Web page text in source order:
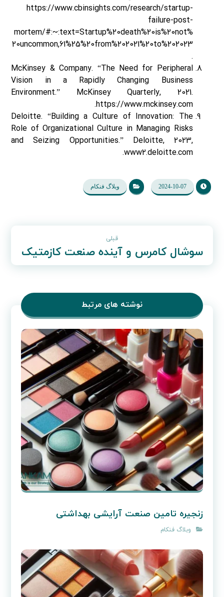
https://www.cbinsights.com/research/startup-
failure-post-
mortem/#:~:text=Startup%20death%20is%20not%
20uncommon,61%25%20from%202021%20to%202023
.
McKinsey & Company. “The Need for Peripheral
Vision in a Rapidly Changing Business
Environment.” McKinsey Quarterly, 2021.
https://www.mckinsey.com.
Deloitte. “Building a Culture of Innovation: The
Role of Organizational Culture in Managing Risks
and Seizing Opportunities.” Deloitte, 2023,
www2.deloitte.com.
2024-10-07 وبلاگ فنکام
قبلی
سوشال کامرس و آینده صنعت کازمتیک
نوشته های مرتبط
زنجیره تامین صنعت آرایشی بهداشتی
وبلاگ فنکام